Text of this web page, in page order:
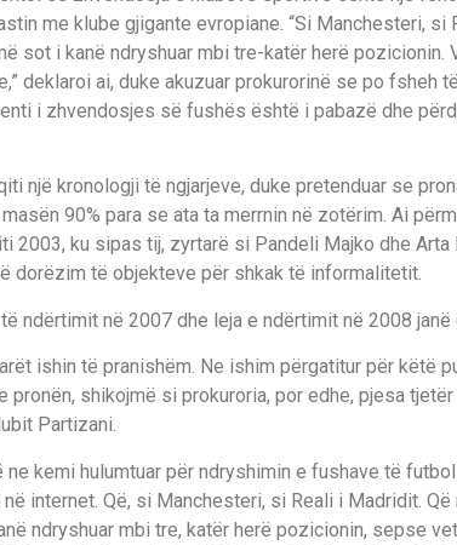
me klube gjigante evropiane. “Si Manchesteri,
sot i kanë ndryshuar mbi tre-katër herë pozicionin.
deklaroi ai, duke akuzuar prokurorinë se po fsheh
i zhvendosjes së fushës është i pabazë dhe
një kronologji të ngjarjeve, duke pretenduar se
90% para se ata ta merrnin në zotërim. Ai
2003, ku sipas tij, zyrtarë si Pandeli Majko dhe Arta
dorëzim të objekteve për shkak të informalitetit.
ndërtimit në 2007 dhe leja e ndërtimit në 2008 janë
ishin të pranishëm. Ne ishim përgatitur për këtë
pronën, shikojmë si prokuroria, por edhe, pjesa
Partizani.
ne kemi hulumtuar për ndryshimin e fushave të
internet. Që, si Manchesteri, si Reali i Madridit.
ndryshuar mbi tre, katër herë pozicionin, sepse